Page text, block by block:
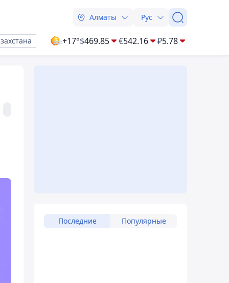
Алматы Рус
+17°$469.85 €542.16 ₽5.78
Последние Популярные